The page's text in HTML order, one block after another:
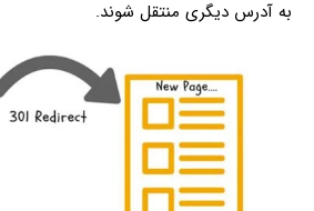
به آدرس دیگری منتقل شوند.